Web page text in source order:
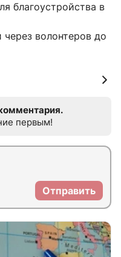
благоустройства в
волонтеров до
первым!
Отправить